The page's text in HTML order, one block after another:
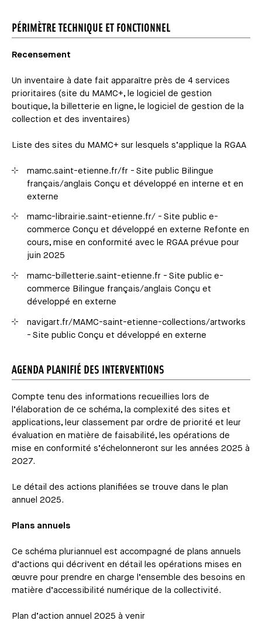
PÉRIMÈTRE TECHNIQUE ET FONCTIONNEL
Recensement
Un inventaire à date fait apparaître près de 4 services
prioritaires (site du MAMC+, le logiciel de gestion
boutique, la billetterie en ligne, le logiciel de gestion de la
collection et des inventaires)
Liste des sites du MAMC+ sur lesquels s’applique la RGAA
mamc.saint-etienne.fr/fr - Site public Bilingue
français/anglais Conçu et développé en interne et en
externe
mamc-librairie.saint-etienne.fr/ - Site public e-
commerce Conçu et développé en externe Refonte en
cours, mise en conformité avec le RGAA prévue pour
juin 2025
mamc-billetterie.saint-etienne.fr - Site public e-
commerce Bilingue français/anglais Conçu et
développé en externe
navigart.fr/MAMC-saint-etienne-collections/artworks
- Site public Conçu et développé en externe
AGENDA PLANIFIÉ DES INTERVENTIONS
Compte tenu des informations recueillies lors de
l’élaboration de ce schéma, la complexité des sites et
applications, leur classement par ordre de priorité et leur
évaluation en matière de faisabilité, les opérations de
mise en conformité s’échelonneront sur les années 2025 à
2027.
Le détail des actions planifiées se trouve dans le plan
annuel 2025.
Plans annuels
Ce schéma pluriannuel est accompagné de plans annuels
d’actions qui décrivent en détail les opérations mises en
œuvre pour prendre en charge l’ensemble des besoins en
matière d’accessibilité numérique de la collectivité.
Plan d’action annuel 2025 à venir